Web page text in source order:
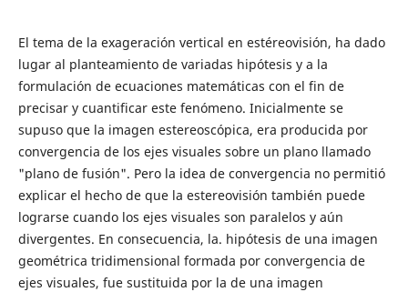
El tema de la exageración vertical en estéreovisión, ha dado
lugar al planteamiento de variadas hipótesis y a la
formulación de ecuaciones matemáticas con el fin de
precisar y cuantificar este fenómeno. Inicialmente se
supuso que la imagen estereoscópica, era producida por
convergencia de los ejes visuales sobre un plano llamado
"plano de fusión". Pero la idea de convergencia no permitió
explicar el hecho de que la estereovisión también puede
lograrse cuando los ejes visuales son paralelos y aún
divergentes. En consecuencia, la. hipótesis de una imagen
geométrica tridimensional formada por convergencia de
ejes visuales, fue sustituida por la de una imagen